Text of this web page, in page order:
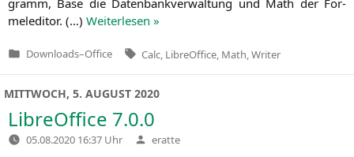
me­l­edi­tor. (…) Wei­ter­le­sen »
Veröffentlicht
Downloads–Office Tags:
Calc LibreOffice Math Writer
MITTWOCH, 5. AUGUST 2020
LibreOffice 7.0.0
05.08.2020 16:37 Uhr Verfasst
von
eratte